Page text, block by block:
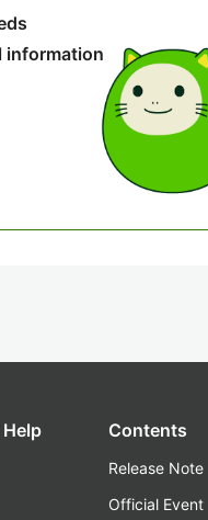
information
Help Contents
Release Note
Official Event